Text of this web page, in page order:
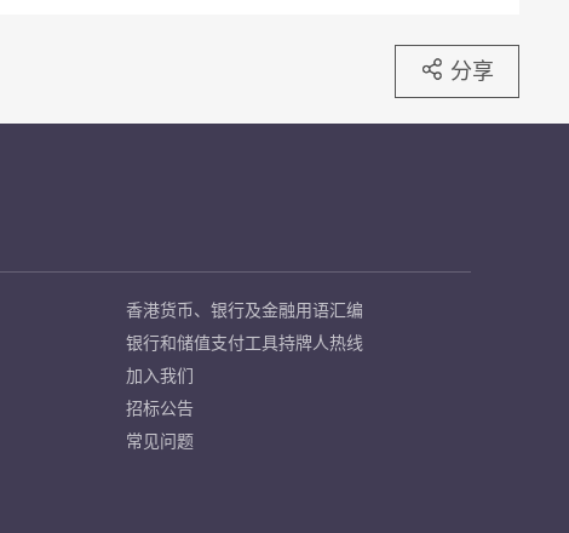
分享
香港货币、银行及金融用语汇编
银行和储值支付工具持牌人热线
加入我们
招标公告
常见问题